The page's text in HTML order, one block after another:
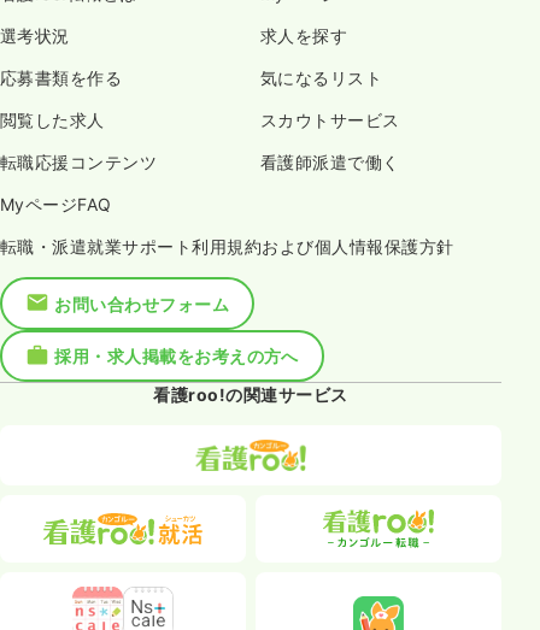
選考状況 求人を探す
応募書類を作る 気になるリスト
閲覧した求人 スカウトサービス
転職応援コンテンツ 看護師派遣で働く
MyページFAQ
転職・派遣就業サポート利用規約および個人情報保護方針
お問い合わせフォーム
採用・求人掲載をお考えの方へ
看護roo!の関連サービス